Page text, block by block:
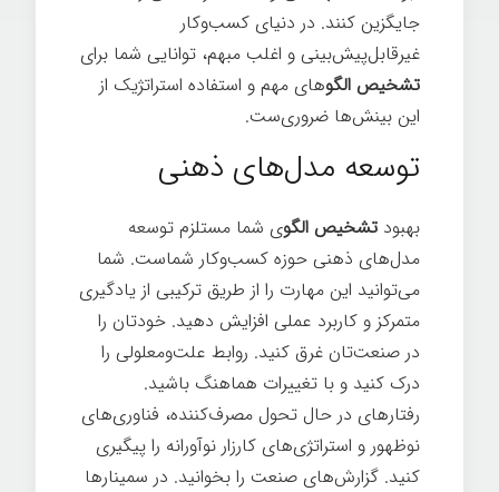
جایگزین کنند. در دنیای کسب‌وکار
غیرقابل‌پیش‌بینی و اغلب مبهم، توانایی شما برای
تشخیص الگوهای مهم و استفاده استراتژیک از
این بینش‌ها ضروری‌ست.
توسعه مدل‌های ذهنی
بهبود تشخیص الگوی شما مستلزم توسعه
مدل‌های ذهنی حوزه کسب‌وکار شماست. شما
می‌توانید این مهارت را از طریق ترکیبی از یادگیری
متمرکز و کاربرد عملی افزایش دهید. خودتان را
در صنعت‌تان غرق کنید. روابط علت‌ومعلولی را
درک کنید و با تغییرات هماهنگ باشید.
رفتارهای در حال تحول مصرف‌کننده، فناوری‌های
نوظهور و استراتژی‌های کارزار نوآورانه را پیگیری
کنید. گزارش‌های صنعت را بخوانید. در سمینارها